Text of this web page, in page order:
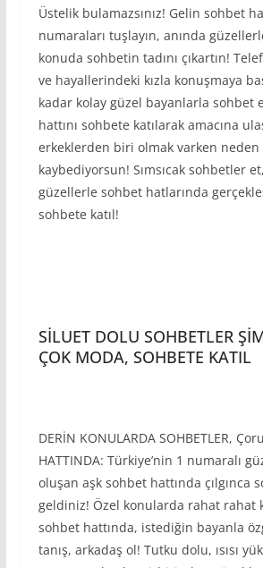
Üstelik bulamazsınız! Gelin sohbet
numaraları tuşlayın, anında
konuda sohbetin tadını çıkartın!
ve hayallerindeki kızla konuşmaya
kadar kolay güzel bayanlarla sohbet
hattını sohbete katılarak amacına
erkeklerden biri olmak varken neden
kaybediyorsun! Sımsıcak sohbetler
güzellerle sohbet hatlarında
sohbete katıl!
SİLUET DOLU SOHBETLER
ÇOK MODA, SOHBETE KATIL
DERİN KONULARDA SOHBETLER,
HATTINDA: Türkiye’nin 1 numaralı
oluşan aşk sohbet hattında çılgınca
geldiniz! Özel konularda rahat rahat
sohbet hattında, istediğin bayanla
tanış, arkadaş ol! Tutku dolu, ısısı